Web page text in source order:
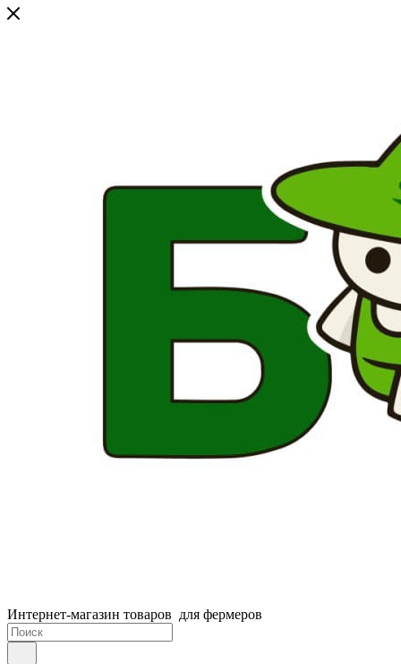
Интернет-магазин товаров для фермеров